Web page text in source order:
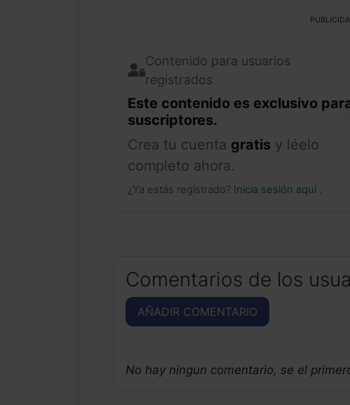
Contenido para usuarios
registrados
Este contenido es exclusivo
suscriptores.
Crea tu cuenta gratis y léelo
completo ahora.
¿Ya estás registrado? Inicia sesión aquí .
Comentarios de los
AÑADIR COMENTARIO
No hay ningun comentario, se el